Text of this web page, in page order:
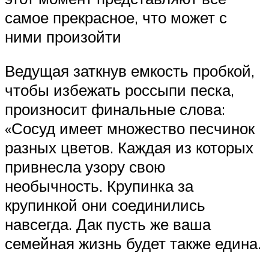
самое прекрасное, что может с
ними произойти
Ведущая заткнув емкость пробкой,
чтобы избежать россыпи песка,
произносит финальные слова:
«Сосуд имеет множество песчинок
разных цветов. Каждая из которых
привнесла узору свою
необычность. Крупинка за
крупинкой они соединились
навсегда. Дак пусть же ваша
семейная жизнь будет также едина.